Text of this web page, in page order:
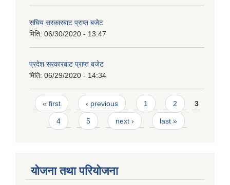
सघिय सरकारबाट प्राप्त बजेट
मिति: 06/30/2020 - 13:47
प्रदेश सरकारबाट प्राप्त बजेट
मिति: 06/29/2020 - 14:34
Pages
« first ‹ previous 1 2 3
4 5 next › last »
योजना तथा परियोजना